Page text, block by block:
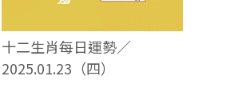
十二生肖每日運勢／
2025.01.23（四）